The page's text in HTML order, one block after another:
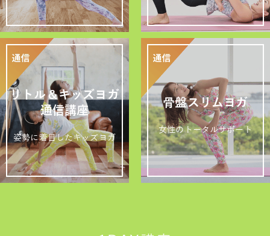
リトル＆キッズヨガ
通信講座
姿勢に着目したキッズヨガ
骨盤スリムヨガ
女性のトータルサポート